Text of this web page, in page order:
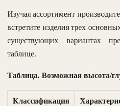
Изучая ассортимент
встретите изделия трех
существующих вариантах
таблице.
Таблица. Возможная высота/
Классификация